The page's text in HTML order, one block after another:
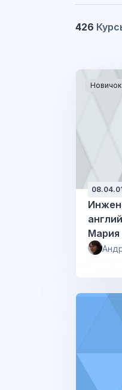
426
Новичок
Мария